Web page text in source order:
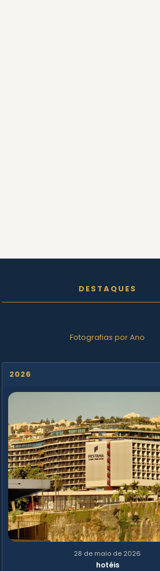
DESTAQUES
Fotografias por Ano
2026
28 de maio de 2026
hotéis